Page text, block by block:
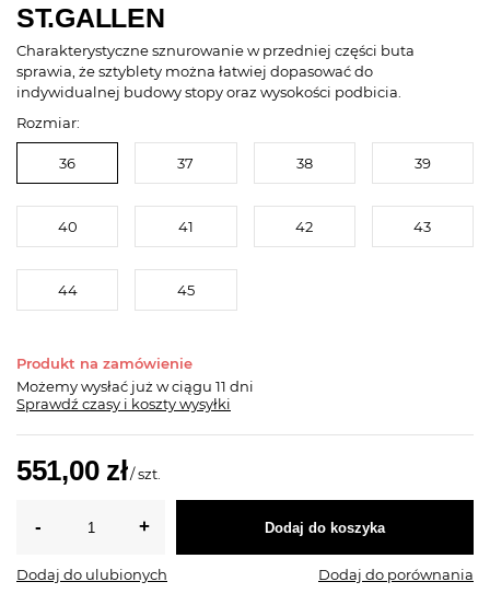
ST.GALLEN
Charakterystyczne sznurowanie w przedniej części buta
sprawia, że sztyblety można łatwiej dopasować do
indywidualnej budowy stopy oraz wysokości podbicia.
Rozmiar:
36 37 38 39
40 41 42 43
44 45
Produkt na zamówienie
Możemy wysłać już w ciągu 11 dni
Sprawdź czasy i koszty wysyłki
551,00 zł/szt.
Dodaj do koszyka
Dodaj do ulubionych Dodaj do porównania